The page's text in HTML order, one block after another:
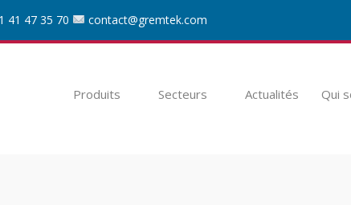
41 47 35 70 contact@gremtek.com
Produits Secteurs Actualités Qui